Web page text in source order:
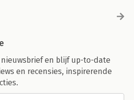
en blijf up-to-date
en recensies, inspirerende